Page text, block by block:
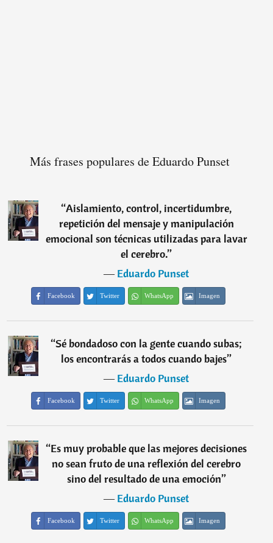
Más frases populares de Eduardo Punset
“Aislamiento, control, incertidumbre,
repetición del mensaje y manipulación
emocional son técnicas utilizadas para lavar
el cerebro.”
―Eduardo Punset
Facebook Twitter WhatsApp Imagen
“Sé bondadoso con la gente cuando subas;
los encontrarás a todos cuando bajes”
―Eduardo Punset
Facebook Twitter WhatsApp Imagen
“Es muy probable que las mejores decisiones
no sean fruto de una reflexión del cerebro
sino del resultado de una emoción”
―Eduardo Punset
Facebook Twitter WhatsApp Imagen